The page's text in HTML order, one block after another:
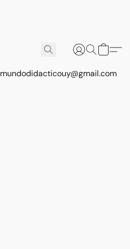
mundodidacticouy@gmail.com